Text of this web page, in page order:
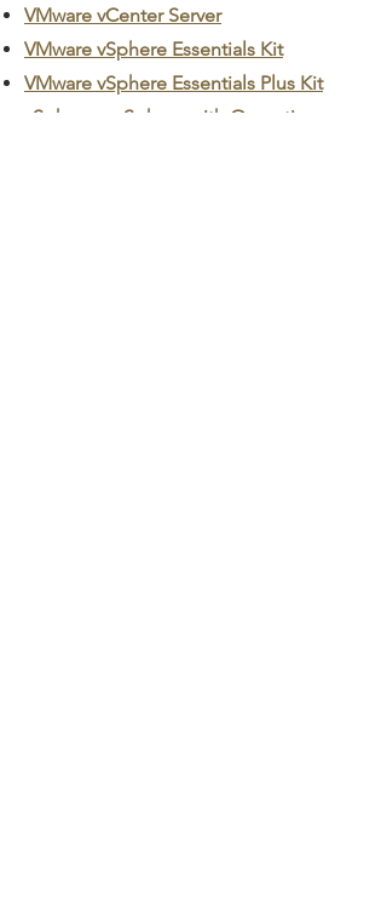
VMware vCenter Server
VMware vSphere Essentials Kit
VMware vSphere Essentials Plus Kit
vSphere e vSphere with Operations